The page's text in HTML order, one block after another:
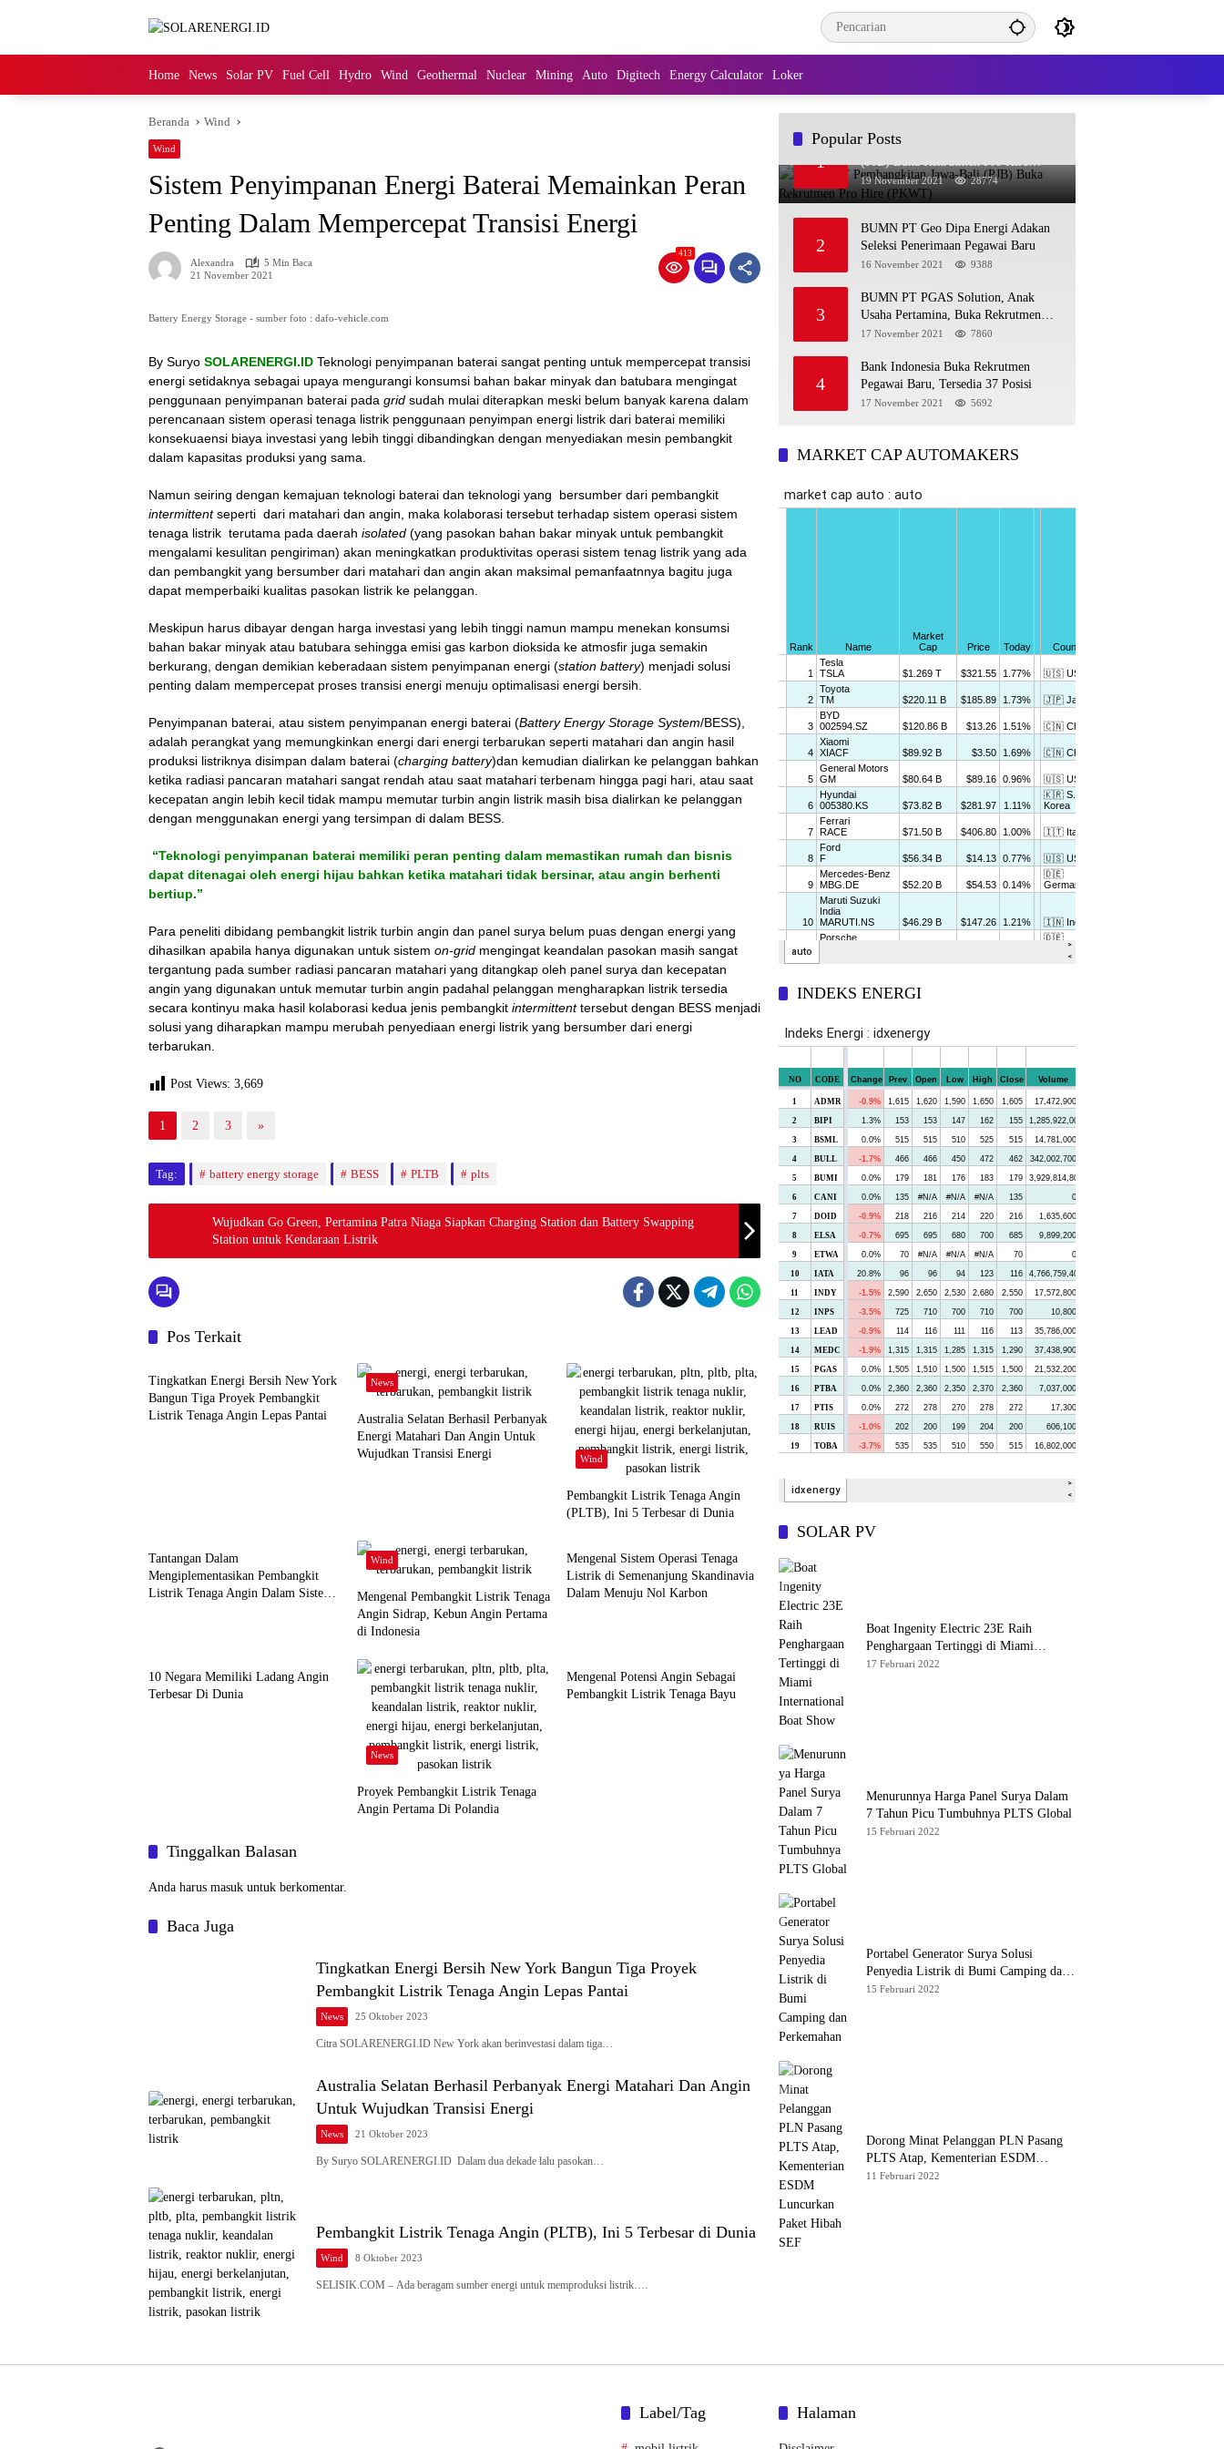
Home News Solar PV Fuel Cell Hydro Wind Geothermal Nuclear Mining Auto Digitech Energy Calculator Loker
Beranda Wind
Wind
Sistem Penyimpanan Energi Baterai Memainkan Peran
Penting Dalam Mempercepat Transisi Energi
Alexandra
5 Min Baca
21 November 2021
413
Battery Energy Storage - sumber foto : dafo-vehicle.com
By Suryo SOLARENERGI.ID Teknologi penyimpanan baterai sangat penting untuk mempercepat transisi
energi setidaknya sebagai upaya mengurangi konsumsi bahan bakar minyak dan batubara mengingat
penggunaan penyimpanan baterai pada grid sudah mulai diterapkan meski belum banyak karena dalam
perencanaan sistem operasi tenaga listrik penggunaan penyimpan energi listrik dari baterai memiliki
konsekuaensi biaya investasi yang lebih tinggi dibandingkan dengan menyediakan mesin pembangkit
dalam kapasitas produksi yang sama.
Namun seiring dengan kemajuan teknologi baterai dan teknologi yang bersumber dari pembangkit
intermittentseperti dari matahari dan angin, maka kolaborasi tersebut terhadap sistem operasi sistem
tenaga listrik terutama pada daerah isolated (yang pasokan bahan bakar minyak untuk pembangkit
mengalami kesulitan pengiriman) akan meningkatkan produktivitas operasi sistem tenag listrik yang ada
dan pembangkit yang bersumber dari matahari dan angin akan maksimal pemanfaatnnya bagitu juga
dapat memperbaiki kualitas pasokan listrik ke pelanggan.
Meskipun harus dibayar dengan harga investasi yang lebih tinggi namun mampu menekan konsumsi
bahan bakar minyak atau batubara sehingga emisi gas karbon dioksida ke atmosfir juga semakin
berkurang, dengan demikian keberadaan sistem penyimpanan energi (station battery) menjadi solusi
penting dalam mempercepat proses transisi energi menuju optimalisasi energi bersih.
Penyimpanan baterai, atau sistem penyimpanan energi baterai (Battery Energy Storage System/BESS),
adalah perangkat yang memungkinkan energi dari energi terbarukan seperti matahari dan angin hasil
produksi listriknya disimpan dalam baterai (charging battery)dan kemudian dialirkan ke pelanggan bahkan
ketika radiasi pancaran matahari sangat rendah atau saat matahari terbenam hingga pagi hari, atau saat
kecepatan angin lebih kecil tidak mampu memutar turbin angin listrik masih bisa dialirkan ke pelanggan
dengan menggunakan energi yang tersimpan di dalam BESS.
“Teknologi penyimpanan baterai memiliki peran penting dalam memastikan rumah dan bisnis
dapat ditenagai oleh energi hijau bahkan ketika matahari tidak bersinar, atau angin berhenti
bertiup.”
Para peneliti dibidang pembangkit listrik turbin angin dan panel surya belum puas dengan energi yang
dihasilkan apabila hanya digunakan untuk sistem on-grid mengingat keandalan pasokan masih sangat
tergantung pada sumber radiasi pancaran matahari yang ditangkap oleh panel surya dan kecepatan
angin yang digunakan untuk memutar turbin angin padahal pelanggan mengharapkan listrik tersedia
secara kontinyu maka hasil kolaborasi kedua jenis pembangkit intermittenttersebut dengan BESS menjadi
solusi yang diharapkan mampu merubah penyediaan energi listrik yang bersumber dari energi
terbarukan.
Post Views: 3,669
1 2 3 »
Tag: battery energy storage BESS PLTB plts
Wujudkan Go Green, Pertamina Patra Niaga Siapkan Charging Station dan Battery Swapping
Station untuk Kendaraan Listrik
Pos Terkait
News
Tingkatkan Energi Bersih New York
Bangun Tiga Proyek Pembangkit
Listrik Tenaga Angin Lepas Pantai
News
Australia Selatan Berhasil Perbanyak
Energi Matahari Dan Angin Untuk
Wujudkan Transisi Energi
Wind
Pembangkit Listrik Tenaga Angin
(PLTB), Ini 5 Terbesar di Dunia
Tantangan Dalam
Mengiplementasikan Pembangkit
Listrik Tenaga Angin Dalam Sistem
Wind
Mengenal Pembangkit Listrik Tenaga
Angin Sidrap, Kebun Angin Pertama
di Indonesia
Hydro
Mengenal Sistem Operasi Tenaga
Listrik di Semenanjung Skandinavia
Dalam Menuju Nol Karbon
10 Negara Memiliki Ladang Angin
Terbesar Di Dunia
News
Proyek Pembangkit Listrik Tenaga
Angin Pertama Di Polandia
Mengenal Potensi Angin Sebagai
Pembangkit Listrik Tenaga Bayu
Tinggalkan Balasan
Anda harus masuk untuk berkomentar.
Baca Juga
Tingkatkan Energi Bersih New York Bangun Tiga Proyek
Pembangkit Listrik Tenaga Angin Lepas Pantai
News 25 Oktober 2023
Citra SOLARENERGI.ID New York akan berinvestasi dalam tiga…
Australia Selatan Berhasil Perbanyak Energi Matahari Dan Angin
Untuk Wujudkan Transisi Energi
News 21 Oktober 2023
By Suryo SOLARENERGI.ID Dalam dua dekade lalu pasokan…
Pembangkit Listrik Tenaga Angin (PLTB), Ini 5 Terbesar di Dunia
Wind 8 Oktober 2023
SELISIK.COM – Ada beragam sumber energi untuk memproduksi listrik….
Popular Posts
1
BUMN PT Pembangkitan Jawa-Bali
(PJB) Buka Rekrutmen Pro Hire
(PKWT)
19 November 2021 28774
2
BUMN PT Geo Dipa Energi Adakan
Seleksi Penerimaan Pegawai Baru
16 November 2021 9388
3
BUMN PT PGAS Solution, Anak
Usaha Pertamina, Buka Rekrutmen
Pegawai Baru
17 November 2021 7860
4
Bank Indonesia Buka Rekrutmen
Pegawai Baru, Tersedia 37 Posisi
17 November 2021 5692
MARKET CAP AUTOMAKERS
INDEKS ENERGI
SOLAR PV
Boat Ingenity Electric 23E Raih
Penghargaan Tertinggi di Miami
International Boat Show
17 Februari 2022
Menurunnya Harga Panel Surya Dalam
7 Tahun Picu Tumbuhnya PLTS Global
15 Februari 2022
Portabel Generator Surya Solusi
Penyedia Listrik di Bumi Camping dan
Perkemahan
15 Februari 2022
Dorong Minat Pelanggan PLN Pasang
PLTS Atap, Kementerian ESDM
Luncurkan Paket Hibah SEF
11 Februari 2022
Label/Tag Halaman